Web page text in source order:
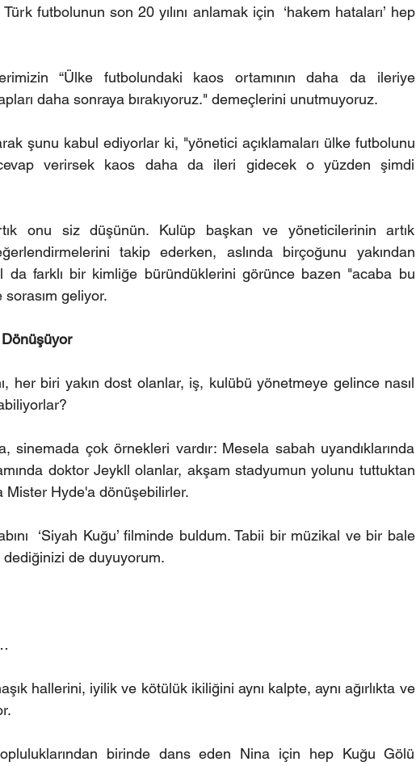
futbolunun son 20 yılını anlamak için  ‘hakem hataları’ hep
“Ülke futbolundaki kaos ortamının daha da ileriye
daha sonraya bırakıyoruz." demeçlerini unutmuyoruz.
şunu kabul ediyorlar ki, "yönetici açıklamaları ülke futbolunu
verirsek kaos daha da ileri gidecek o yüzden şimdi
onu siz düşünün. Kulüp başkan ve yöneticilerinin artık
takip ederken, aslında birçoğunu yakından
da farklı bir kimliğe büründüklerini görünce bazen "acaba bu
geliyor.
her biri yakın dost olanlar, iş, kulübü yönetmeye gelince nasıl
sinemada çok örnekleri vardır: Mesela sabah uyandıklarında
doktor Jeykll olanlar, akşam stadyumun yolunu tuttuktan
Mister Hyde'a dönüşebilirler.
‘Siyah Kuğu’ filminde buldum. Tabii bir müzikal ve bir bale
de duyuyorum.
hallerini, iyilik ve kötülük ikiliğini aynı kalpte, aynı ağırlıkta ve
birinde dans eden Nina için hep Kuğu Gölü